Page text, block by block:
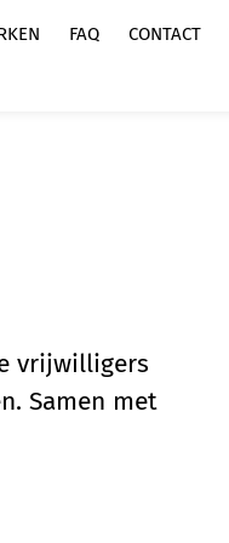
FAQ CONTACT
vrijwilligers
Samen met